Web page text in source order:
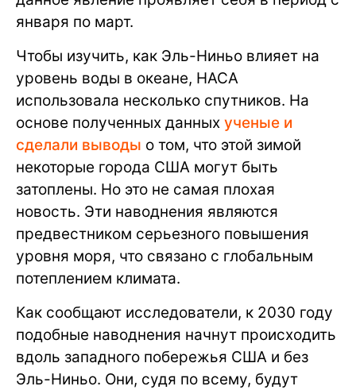
января по март.
Чтобы изучить, как Эль-Ниньо влияет на
уровень воды в океане, НАСА
использовала несколько спутников. На
основе полученных данных ученые и
сделали выводы о том, что этой зимой
некоторые города США могут быть
затоплены. Но это не самая плохая
новость. Эти наводнения являются
предвестником серьезного повышения
уровня моря, что связано с глобальным
потеплением климата.
Как сообщают исследователи, к 2030 году
подобные наводнения начнут происходить
вдоль западного побережья США и без
Эль-Ниньо. Они, судя по всему, будут